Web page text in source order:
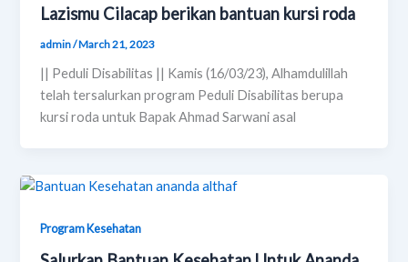
Lazismu Cilacap berikan bantuan kursi roda
admin/March 21, 2023
|| Peduli Disabilitas || Kamis (16/03/23), Alhamdulillah
telah tersalurkan program Peduli Disabilitas berupa
kursi roda untuk Bapak Ahmad Sarwani asal
Program Kesehatan